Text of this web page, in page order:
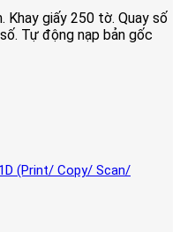
giấy 250 tờ. Quay số
Tự động nạp bản gốc
(Print/ Copy/ Scan/